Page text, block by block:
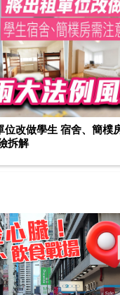
位改做學生 宿舍、簡樸
拆解